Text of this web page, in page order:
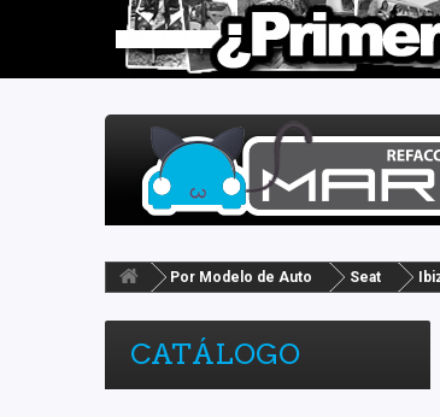
Por Modelo de Auto Seat
CATÁLOGO